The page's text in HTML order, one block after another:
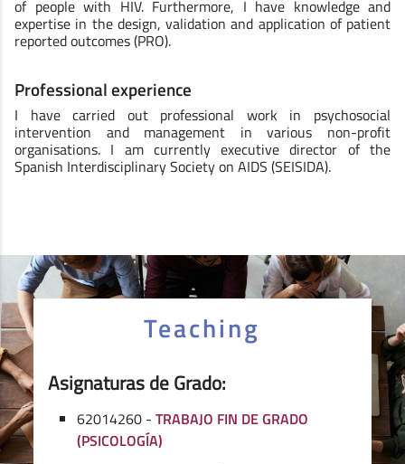
of people with HIV. Furthermore, I have knowledge and
expertise in the design, validation and application of patient
reported outcomes (PRO).
Professional experience
I have carried out professional work in psychosocial
intervention and management in various non-profit
organisations. I am currently executive director of the
Spanish Interdisciplinary Society on AIDS (SEISIDA).
Teaching
Asignaturas de Grado:
62014260 -TRABAJO FIN DE GRADO
(PSICOLOGÍA)